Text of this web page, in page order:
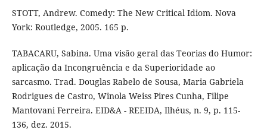
STOTT, Andrew. Comedy: The New Critical Idiom. Nova
York: Routledge, 2005. 165 p.
TABACARU, Sabina. Uma visão geral das Teorias do Humor:
aplicação da Incongruência e da Superioridade ao
sarcasmo. Trad. Douglas Rabelo de Sousa, Maria Gabriela
Rodrigues de Castro, Winola Weiss Pires Cunha, Filipe
Mantovani Ferreira. EID&A - REEIDA, Ilhéus, n. 9, p. 115-
136, dez. 2015.